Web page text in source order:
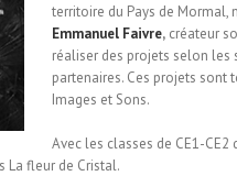
territoire du Pays de Mormal,
Emmanuel Faivre, créateur
réaliser des projets selon les
partenaires. Ces projets
Images et Sons.
Avec les classes de CE1-CE2
La fleur de Cristal.